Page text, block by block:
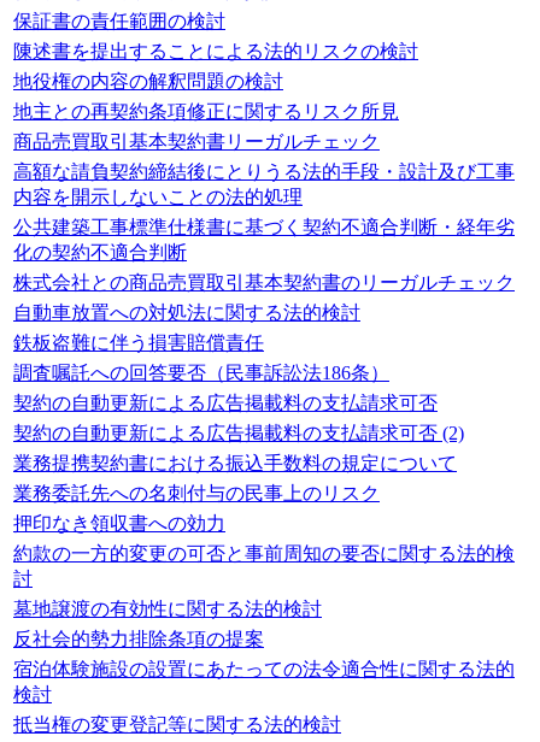
保証書の責任範囲の検討
陳述書を提出することによる法的リスクの検討
地役権の内容の解釈問題の検討
地主との再契約条項修正に関するリスク所見
商品売買取引基本契約書リーガルチェック
高額な請負契約締結後にとりうる法的手段・設計及び工事
内容を開示しないことの法的処理
公共建築工事標準仕様書に基づく契約不適合判断・経年劣
化の契約不適合判断
株式会社との商品売買取引基本契約書のリーガルチェック
自動車放置への対処法に関する法的検討
鉄板盗難に伴う損害賠償責任
調査嘱託への回答要否（民事訴訟法186条）
契約の自動更新による広告掲載料の支払請求可否
契約の自動更新による広告掲載料の支払請求可否 (2)
業務提携契約書における振込手数料の規定について
業務委託先への名刺付与の民事上のリスク
押印なき領収書への効力
約款の一方的変更の可否と事前周知の要否に関する法的検
討
墓地譲渡の有効性に関する法的検討
反社会的勢力排除条項の提案
宿泊体験施設の設置にあたっての法令適合性に関する法的
検討
抵当権の変更登記等に関する法的検討